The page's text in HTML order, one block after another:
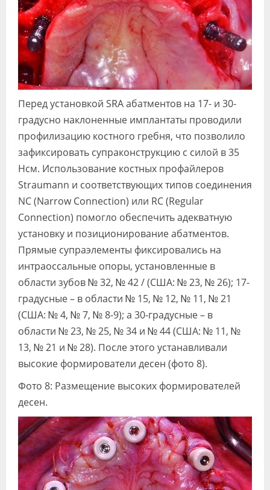
Перед установкой SRA абатментов на 17- и 30-
градусно наклоненные имплантаты проводили
профилизацию костного гребня, что позволило
зафиксировать супраконструкцию с силой в 35
Нсм. Использование костных профайлеров
Straumann и соответствующих типов соединения
NC (Narrow Connection) или RC (Regular
Connection) помогло обеспечить адекватную
установку и позиционирование абатментов.
Прямые супраэлементы фиксировались на
интраоссальные опоры, установленные в
области зубов № 32, № 42 / (США: № 23, № 26); 17-
градусные – в области № 15, № 12, № 11, № 21
(США: № 4, № 7, № 8-9); а 30-градусные – в
области № 23, № 25, № 34 и № 44 (США: № 11, №
13, № 21 и № 28). После этого устанавливали
высокие формирователи десен (фото 8).
Фото 8: Размещение высоких формирователей
десен.